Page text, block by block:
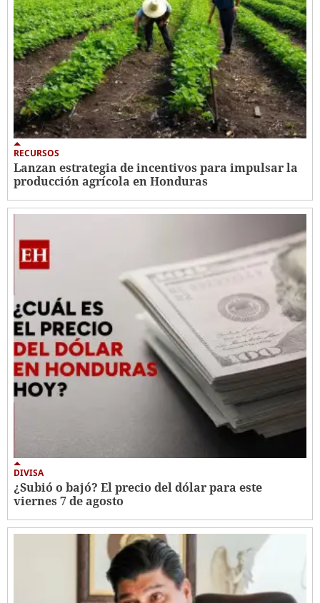
RECURSOS
Lanzan estrategia de incentivos para impulsar la
producción agrícola en Honduras
DIVISA
¿Subió o bajó? El precio del dólar para este
viernes 7 de agosto